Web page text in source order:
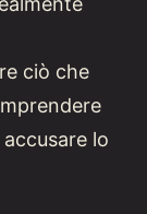
ciò che
lo